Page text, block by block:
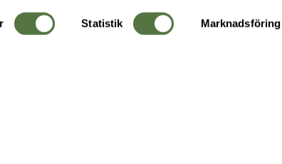
Statistik Marknadsföring